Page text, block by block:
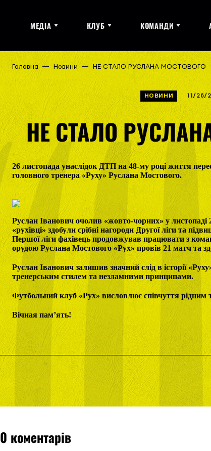
МЕДІА КЛУБ КОМАНДИ
Головна Новини НЕ СТАЛО РУСЛАНА МОСТОВОГО
НОВИНИ 11/26/
НЕ СТАЛО
26 листопада унаслідок ДТП на 48-му році життя
головного тренера «Руху» Руслана Мостового.
Руслан Іванович очолив «жовто-чорних» у листопаді
«рухівці» здобули срібні нагороди Другої ліги та
Першої ліги фахівець продовжував працювати з
орудою Руслана Мостового «Рух» провів 21 матч та
Руслан Іванович залишив значний слід в історії
тренерським стилем та незламними принципами.
Футбольний клуб «Рух» висловлює співчуття рідним
Вічная пам’ять!
0 коментарів